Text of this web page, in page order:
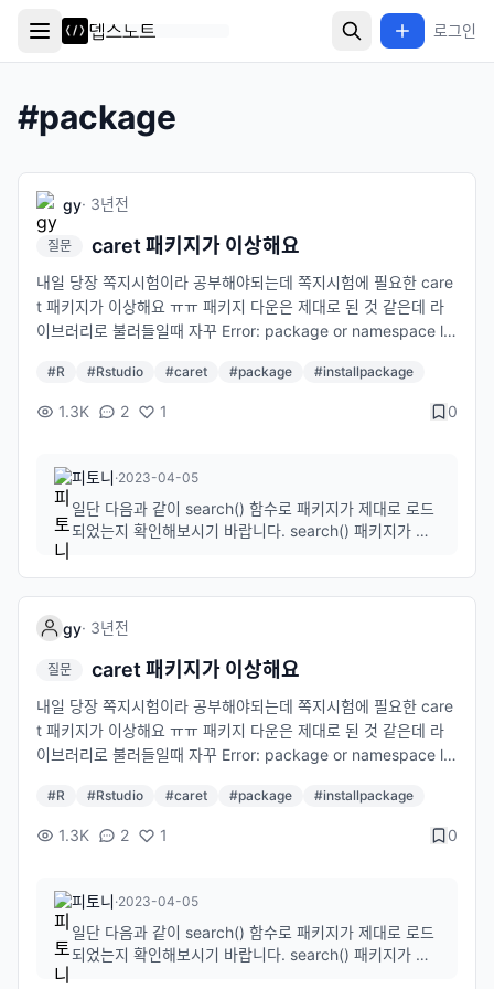
로그인
#package
gy· 3년전
질문 caret 패키지가 이상해요
내일 당장 쪽지시험이라 공부해야되는데 쪽지시험에 필요한 care
t 패키지가 이상해요 ㅠㅠ 패키지 다운은 제대로 된 것 같은데 라
이브러리로 불러들일때 자꾸 Error: package or namespace lo
.libPaths()), versionCheck = vI[[j]]): ‘prodlim’이라고 불리는
패키지가 없습니다 이렇게 떠요,, 그래서 prodlim 패키지를 따로
#R #Rstudio #caret #package #installpackage
1.3K 2 1 0
피토니 ·2023-04-05
일단 다음과 같이 search() 함수로 패키지가 제대로 로드
되었는지 확인해보시기 바랍니다. search() 패키지가 로
키지 로드시 "prodlim"에 오타는 없는지 확인해보시기 바
랍니다. library(prodlim) library(caret) 혹은 car...
gy· 3년전
질문 caret 패키지가 이상해요
내일 당장 쪽지시험이라 공부해야되는데 쪽지시험에 필요한 care
t 패키지가 이상해요 ㅠㅠ 패키지 다운은 제대로 된 것 같은데 라
이브러리로 불러들일때 자꾸 Error: package or namespace lo
.libPaths()), versionCheck = vI[[j]]): ‘prodlim’이라고 불리는
패키지가 없습니다 이렇게 떠요,, 그래서 prodlim 패키지를 따로
#R #Rstudio #caret #package #installpackage
1.3K 2 1 0
피토니 ·2023-04-05
일단 다음과 같이 search() 함수로 패키지가 제대로 로드
되었는지 확인해보시기 바랍니다. search() 패키지가 로